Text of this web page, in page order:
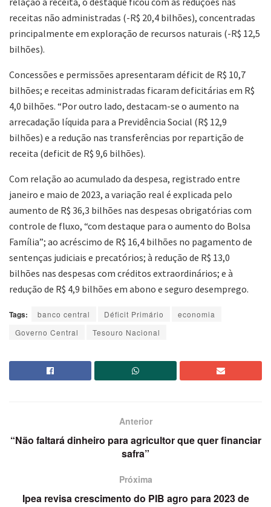
receitas não administradas (-R$ 20,4 bilhões), concentradas
principalmente em exploração de recursos naturais (-R$ 12,5
bilhões).
Concessões e permissões apresentaram déficit de R$ 10,7
bilhões; e receitas administradas ficaram deficitárias em R$
4,0 bilhões. “Por outro lado, destacam-se o aumento na
arrecadação líquida para a Previdência Social (R$ 12,9
bilhões) e a redução nas transferências por repartição de
receita (deficit de R$ 9,6 bilhões).
Com relação ao acumulado da despesa, registrado entre
janeiro e maio de 2023, a variação real é explicada pelo
aumento de R$ 36,3 bilhões nas despesas obrigatórias com
controle de fluxo, “com destaque para o aumento do Bolsa
Família”; ao acréscimo de R$ 16,4 bilhões no pagamento de
sentenças judiciais e precatórios; à redução de R$ 13,0
bilhões nas despesas com créditos extraordinários; e à
redução de R$ 4,9 bilhões em abono e seguro desemprego.
Tags: banco central Déficit Primário
economia
Governo Central
Tesouro Nacional
Anterior
“Não faltará dinheiro para agricultor que quer financiar
safra”
Próxima
Ipea revisa crescimento do PIB agro para 2023 de